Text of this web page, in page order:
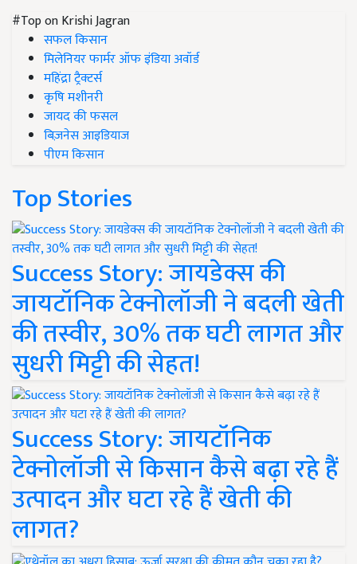
#Top on Krishi Jagran
सफल किसान
मिलेनियर फार्मर ऑफ इंडिया अवॉर्ड
महिंद्रा ट्रैक्टर्स
कृषि मशीनरी
जायद की फसल
बिज़नेस आइडियाज
पीएम किसान
Top Stories
Success Story: जायडेक्स की
जायटॉनिक टेक्नोलॉजी ने बदली खेती
की तस्वीर, 30% तक घटी लागत और
सुधरी मिट्टी की सेहत!
Success Story: जायटॉनिक
टेक्नोलॉजी से किसान कैसे बढ़ा रहे हैं
उत्पादन और घटा रहे हैं खेती की
लागत?